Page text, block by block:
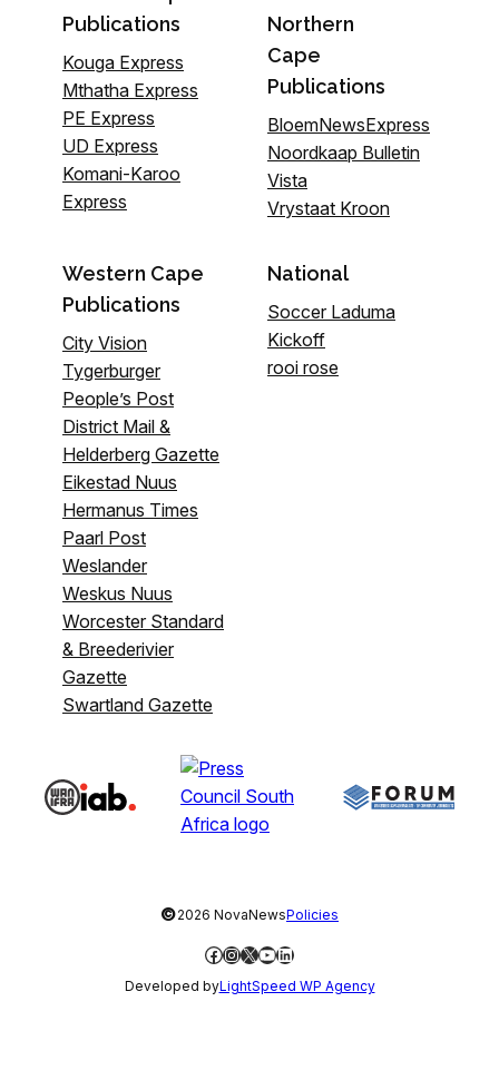
Publications
Kouga Express
Mthatha Express
PE Express
UD Express
Komani-Karoo
Express
Northern
Cape
Publications
BloemNewsExpress
Noordkaap Bulletin
Vista
Vrystaat Kroon
Western Cape
Publications
City Vision
Tygerburger
People’s Post
District Mail &
Helderberg Gazette
Eikestad Nuus
Hermanus Times
Paarl Post
Weslander
Weskus Nuus
Worcester Standard
& Breederivier
Gazette
Swartland Gazette
National
Soccer Laduma
Kickoff
rooi rose
©2026 NovaNewsPolicies
Facebook
Instagram
X YouTube
LinkedIn
Developed byLightSpeed WP Agency